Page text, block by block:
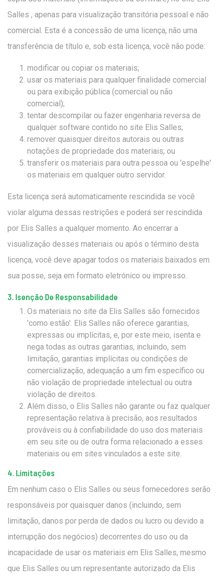
Salles , apenas para visualização transitória pessoal e não
comercial. Esta é a concessão de uma licença, não uma
transferência de título e, sob esta licença, você não pode:
modificar ou copiar os materiais;
usar os materiais para qualquer finalidade comercial
ou para exibição pública (comercial ou não
comercial);
tentar descompilar ou fazer engenharia reversa de
qualquer software contido no site Elis Salles;
remover quaisquer direitos autorais ou outras
notações de propriedade dos materiais; ou
transferir os materiais para outra pessoa ou 'espelhe'
os materiais em qualquer outro servidor.
Esta licença será automaticamente rescindida se você
violar alguma dessas restrições e poderá ser rescindida
por Elis Salles a qualquer momento. Ao encerrar a
visualização desses materiais ou após o término desta
licença, você deve apagar todos os materiais baixados em
sua posse, seja em formato eletrónico ou impresso.
3. Isenção De Responsabilidade
Os materiais no site da Elis Salles são fornecidos
'como estão'. Elis Salles não oferece garantias,
expressas ou implícitas, e, por este meio, isenta e
nega todas as outras garantias, incluindo, sem
limitação, garantias implícitas ou condições de
comercialização, adequação a um fim específico ou
não violação de propriedade intelectual ou outra
violação de direitos.
Além disso, o Elis Salles não garante ou faz qualquer
representação relativa à precisão, aos resultados
prováveis ​​ou à confiabilidade do uso dos materiais
em seu site ou de outra forma relacionado a esses
materiais ou em sites vinculados a este site.
4. Limitações
Em nenhum caso o Elis Salles ou seus fornecedores serão
responsáveis ​​por quaisquer danos (incluindo, sem
limitação, danos por perda de dados ou lucro ou devido a
interrupção dos negócios) decorrentes do uso ou da
incapacidade de usar os materiais em Elis Salles, mesmo
que Elis Salles ou um representante autorizado da Elis